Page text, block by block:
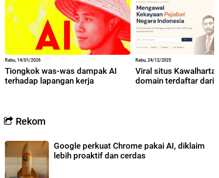
Rabu, 14/01/2026
Tiongkok was-was dampak AI
terhadap lapangan kerja
Rabu, 24/12/2025
Viral situs
domain terdaftar dari
Rekom
Google perkuat Chrome pakai AI, diklaim
lebih proaktif dan cerdas